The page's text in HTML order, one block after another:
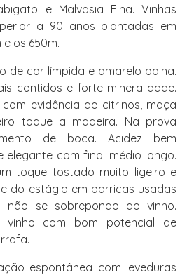
e Malvasia Fina. Vinhas
a 90 anos plantadas em
os 650m.
de cor límpida e amarelo palha.
contidos e forte mineralidade.
evidência de citrinos, maça
toque a madeira. Na prova
de boca. Acidez bem
elegante com final médio longo.
toque tostado muito ligeiro e
do estágio em barricas usadas
não se sobrepondo ao vinho.
vinho com bom potencial de
espontânea com leveduras